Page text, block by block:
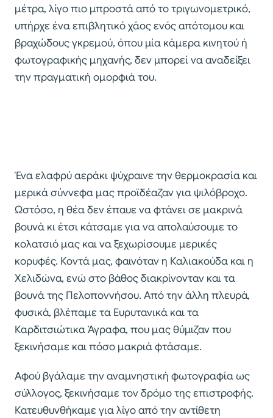
μέτρα, λίγο πιο μπροστά από το τριγωνομετρικό,
υπήρχε ένα επιβλητικό χάος ενός απότομου και
βραχώδους γκρεμού, όπου μία κάμερα κινητού ή
φωτογραφικής μηχανής, δεν μπορεί να αναδείξει
την πραγματική ομορφιά του.
Ένα ελαφρύ αεράκι ψύχραινε την θερμοκρασία και
μερικά σύννεφα μας προϊδέαζαν για ψιλόβροχο.
Ωστόσο, η θέα δεν έπαυε να φτάνει σε μακρινά
βουνά κι έτσι κάτσαμε για να απολαύσουμε το
κολατσιό μας και να ξεχωρίσουμε μερικές
κορυφές. Κοντά μας, φαινόταν η Καλιακούδα και η
Χελιδώνα, ενώ στο βάθος διακρίνονταν και τα
βουνά της Πελοποννήσου. Από την άλλη πλευρά,
φυσικά, βλέπαμε τα Ευρυτανικά και τα
Καρδιτσιώτικα Άγραφα, που μας θύμιζαν που
ξεκινήσαμε και πόσο μακριά φτάσαμε.
Αφού βγάλαμε την αναμνηστική φωτογραφία ως
σύλλογος, ξεκινήσαμε τον δρόμο της επιστροφής.
Κατευθυνθήκαμε για λίγο από την αντίθετη